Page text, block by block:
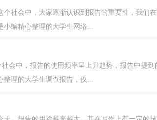
个社会中，大家逐渐认识到报告的重要性，我们
小编精心整理的大学生网络...
会中，报告的使用频率呈上升趋势，报告中提
整理的大学生调查报告，仅...